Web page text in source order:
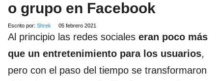
o grupo en Facebook
Escrito por: Shrek 05 febrero 2021
Al principio las redes sociales eran poco más
que un entretenimiento para los usuarios,
pero con el paso del tiempo se transformaron